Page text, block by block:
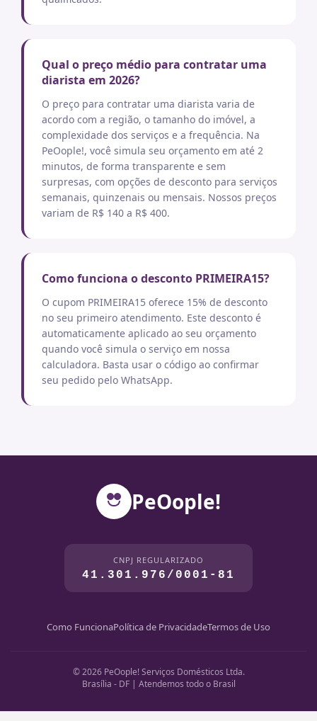
Qual o preço médio para contratar uma
diarista em 2026?
O preço para contratar uma diarista varia de
acordo com a região, o tamanho do imóvel, a
complexidade dos serviços e a frequência. Na
PeOople!, você simula seu orçamento em até 2
minutos, de forma transparente e sem
surpresas, com opções de desconto para serviços
semanais, quinzenais ou mensais. Nossos preços
variam de R$ 140 a R$ 400.
Como funciona o desconto PRIMEIRA15?
O cupom PRIMEIRA15 oferece 15% de desconto
no seu primeiro atendimento. Este desconto é
automaticamente aplicado ao seu orçamento
quando você simula o serviço em nossa
calculadora. Basta usar o código ao confirmar
seu pedido pelo WhatsApp.
PeOople!
CNPJ REGULARIZADO
41.301.976/0001-81
Como FuncionaPolítica de PrivacidadeTermos de Uso
© 2026 PeOople! Serviços Domésticos Ltda.
Brasília - DF | Atendemos todo o Brasil